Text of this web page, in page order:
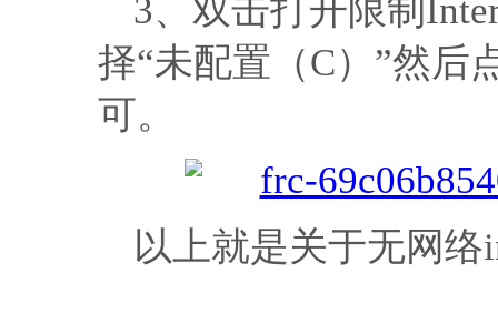
3、双击打开限制
择“未配置（C）”然后
可。
以上就是关于无网